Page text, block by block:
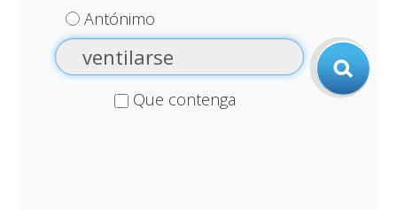
Antónimo
Que contenga